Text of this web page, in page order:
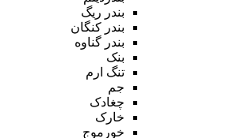
بندر ریگ
بندر کنگان
بندر گناوه
بنک
تنگ ارم
جم
چغادک
خارک
خورموج